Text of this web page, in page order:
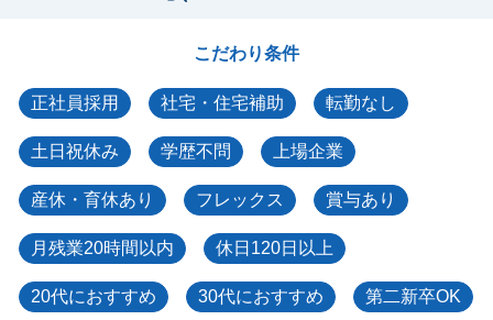
こだわり条件
正社員採用 社宅・住宅補助 転勤なし
土日祝休み 学歴不問 上場企業
産休・育休あり フレックス 賞与あり
月残業20時間以内 休日120日以上
20代におすすめ 30代におすすめ 第二新卒OK